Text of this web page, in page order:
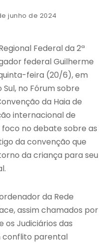
junho de 2024
Federal da 2ª
federal Guilherme
feira (20/6), em
no Fórum sobre
da Haia de
internacional de
no debate sobre as
da convenção que
da criança para seu
da Rede
assim chamados por
Judiciários das
conflito parental